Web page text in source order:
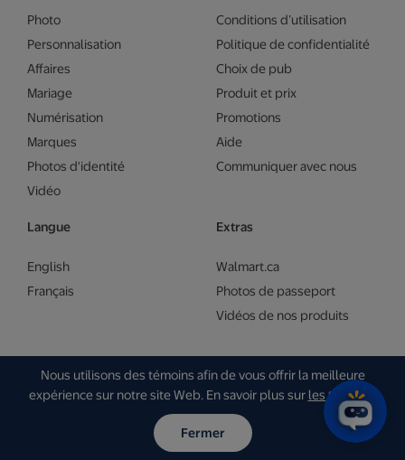
Photo
Personnalisation
Affaires
Mariage
Numérisation
Marques
Photos d'identité
Vidéo
Langue
English
Français
Conditions d’utilisation
Politique de confidentialité
Choix de pub
Produit et prix
Promotions
Aide
Communiquer avec nous
Extras
Walmart.ca
Photos de passeport
Vidéos de nos produits
Nous utilisons des témoins afin de vous offrir la meilleure
expérience sur notre site Web. En savoir plus sur les témoins
Fermer